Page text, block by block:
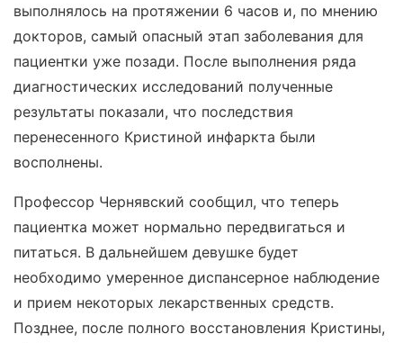
выполнялось на протяжении 6 часов и, по мнению
докторов, самый опасный этап заболевания для
пациентки уже позади. После выполнения ряда
диагностических исследований полученные
результаты показали, что последствия
перенесенного Кристиной инфаркта были
восполнены.
Профессор Чернявский сообщил, что теперь
пациентка может нормально передвигаться и
питаться. В дальнейшем девушке будет
необходимо умеренное диспансерное наблюдение
и прием некоторых лекарственных средств.
Позднее, после полного восстановления Кристины,